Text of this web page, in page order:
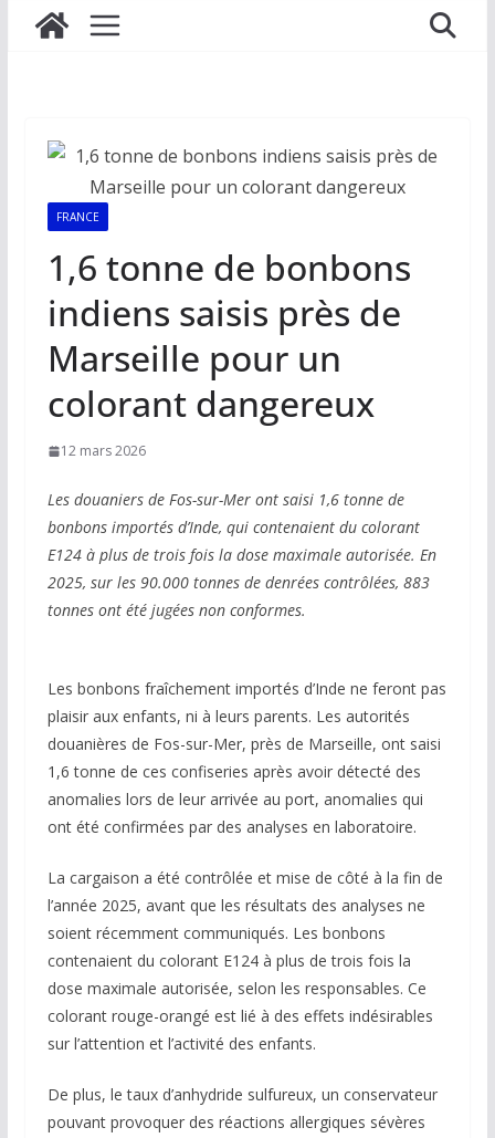
FRANCE
1,6 tonne de bonbons
indiens saisis près de
Marseille pour un
colorant dangereux
12 mars 2026
Les douaniers de Fos-sur-Mer ont saisi 1,6 tonne de
bonbons importés d’Inde, qui contenaient du colorant
E124 à plus de trois fois la dose maximale autorisée. En
2025, sur les 90.000 tonnes de denrées contrôlées, 883
tonnes ont été jugées non conformes.
Les bonbons fraîchement importés d’Inde ne feront pas
plaisir aux enfants, ni à leurs parents. Les autorités
douanières de Fos-sur-Mer, près de Marseille, ont saisi
1,6 tonne de ces confiseries après avoir détecté des
anomalies lors de leur arrivée au port, anomalies qui
ont été confirmées par des analyses en laboratoire.
La cargaison a été contrôlée et mise de côté à la fin de
l’année 2025, avant que les résultats des analyses ne
soient récemment communiqués. Les bonbons
contenaient du colorant E124 à plus de trois fois la
dose maximale autorisée, selon les responsables. Ce
colorant rouge-orangé est lié à des effets indésirables
sur l’attention et l’activité des enfants.
De plus, le taux d’anhydride sulfureux, un conservateur
pouvant provoquer des réactions allergiques sévères